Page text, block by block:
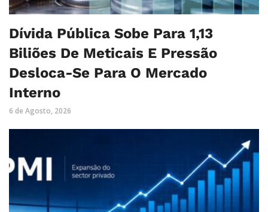
Dívida Pública Sobe Para 1,13
Biliões De Meticais E Pressão
Desloca-Se Para O Mercado
Interno
6 de Agosto, 2026